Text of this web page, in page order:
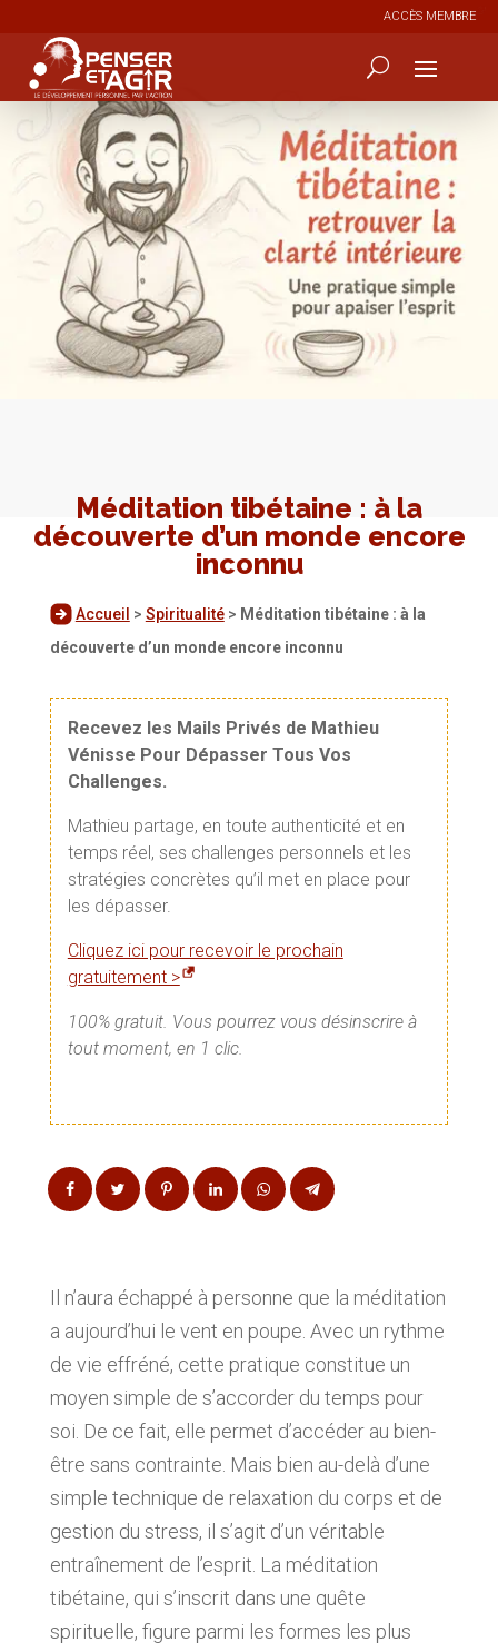
ACCÈS MEMBRE
Méditation tibétaine : à la
découverte d’un monde encore
inconnu
Accueil > Spiritualité> Méditation tibétaine : à la
découverte d’un monde encore inconnu
Recevez les Mails Privés de Mathieu
Vénisse Pour Dépasser Tous Vos
Challenges.
Mathieu partage, en toute authenticité et en
temps réel, ses challenges personnels et les
stratégies concrètes qu’il met en place pour
les dépasser.
Cliquez ici pour recevoir le prochain
gratuitement >
100% gratuit. Vous pourrez vous désinscrire à
tout moment, en 1 clic.
Il n’aura échappé à personne que la méditation
a aujourd’hui le vent en poupe. Avec un rythme
de vie effréné, cette pratique constitue un
moyen simple de s’accorder du temps pour
soi. De ce fait, elle permet d’accéder au bien-
être sans contrainte. Mais bien au-delà d’une
simple technique de relaxation du corps et de
gestion du stress, il s’agit d’un véritable
entraînement de l’esprit. La méditation
tibétaine, qui s’inscrit dans une quête
spirituelle, figure parmi les formes les plus